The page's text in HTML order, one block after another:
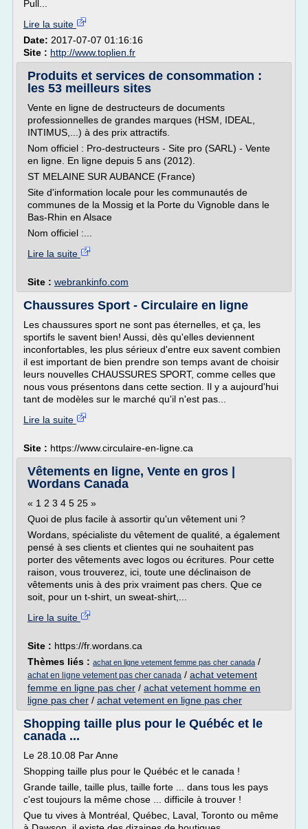
Pull...
Lire la suite
Date: 2017-07-07 01:16:16
Site : http://www.toplien.fr
Produits et services de consommation :
les 53 meilleurs sites
Vente en ligne de destructeurs de documents
professionnelles de grandes marques (HSM, IDEAL,
INTIMUS,...) à des prix attractifs.
Nom officiel : Pro-destructeurs - Site pro (SARL) - Vente
en ligne. En ligne depuis 5 ans (2012).
ST MELAINE SUR AUBANCE (France)
Site d'information locale pour les communautés de
communes de la Mossig et la Porte du Vignoble dans le
Bas-Rhin en Alsace
Nom officiel :...
Lire la suite
Site : webrankinfo.com
Chaussures Sport - Circulaire en ligne
Les chaussures sport ne sont pas éternelles, et ça, les
sportifs le savent bien! Aussi, dès qu'elles deviennent
inconfortables, les plus sérieux d'entre eux savent combien
il est important de bien prendre son temps avant de choisir
leurs nouvelles CHAUSSURES SPORT, comme celles que
nous vous présentons dans cette section. Il y a aujourd'hui
tant de modèles sur le marché qu'il n'est pas...
Lire la suite
Site : https://www.circulaire-en-ligne.ca
Vêtements en ligne, Vente en gros |
Wordans Canada
« 1 2 3 4 5 25 »
Quoi de plus facile à assortir qu'un vêtement uni ?
Wordans, spécialiste du vêtement de qualité, a également
pensé à ses clients et clientes qui ne souhaitent pas
porter des vêtements avec logos ou écritures. Pour cette
raison, vous trouverez, ici, toute une déclinaison de
vêtements unis à des prix vraiment pas chers. Que ce
soit, pour un t-shirt, un sweat-shirt,...
Lire la suite
Site : https://fr.wordans.ca
Thèmes liés : achat en ligne vetement femme pas cher canada /
achat en ligne vetement pas cher canada / achat vetement
femme en ligne pas cher / achat vetement homme en
ligne pas cher / achat vetement en ligne pas cher
Shopping taille plus pour le Québéc et le
canada ...
Le 28.10.08 Par Anne
Shopping taille plus pour le Québéc et le canada !
Grande taille, taille plus, taille forte ... dans tous les pays
c'est toujours la même chose ... difficile à trouver !
Que tu vives à Montréal, Québec, Laval, Toronto ou même